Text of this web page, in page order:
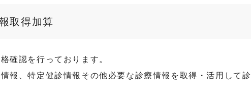
取得加算
確認を行っております。
報、特定健診情報その他必要な診療情報を取得・活用して